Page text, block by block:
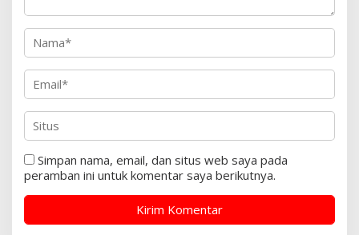
Simpan nama, email, dan situs web saya pada
peramban ini untuk komentar saya berikutnya.